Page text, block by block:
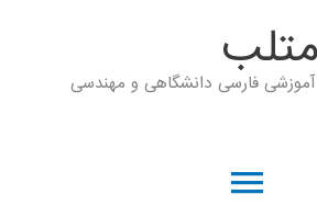
فارسی دانشگاهی و مهندسی
فهرست